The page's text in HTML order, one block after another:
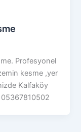
Profesyonel
kesme ,yer
Kalfaköy